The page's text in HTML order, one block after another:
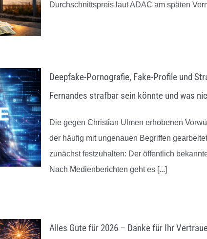
Durchschnittspreis laut ADAC am späten
Deepfake-Pornografie, Fake-Profile und
Fernandes strafbar sein könnte und was
Die gegen Christian Ulmen erhobenen
der häufig mit ungenauen Begriffen
zunächst festzuhalten: Der öffentlich
Nach Medienberichten geht es [...]
Alles Gute für 2026 – Danke für Ihr